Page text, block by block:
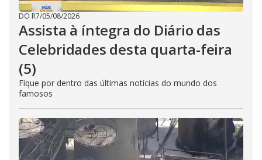
DO R7/05/08/2026
Assista à íntegra do Diário das
Celebridades desta quarta-feira
(5)
Fique por dentro das últimas notícias do mundo dos
famosos